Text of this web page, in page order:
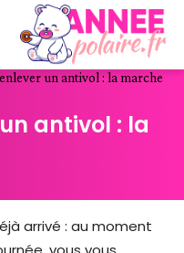
un antivol : la marche
antivol : la
arrivé : au moment